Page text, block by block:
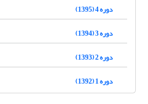
دوره 4 (1395)
دوره 3 (1394)
دوره 2 (1393)
دوره 1 (1392)